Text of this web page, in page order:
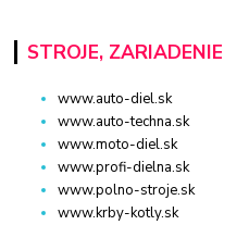
STROJE, ZARIADENIE
www.auto-diel.sk
www.auto-techna.sk
www.moto-diel.sk
www.profi-dielna.sk
www.polno-stroje.sk
www.krby-kotly.sk